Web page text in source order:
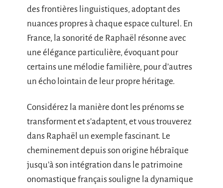
des frontières linguistiques, adoptant des
nuances propres à chaque espace culturel. En
France, la sonorité de Raphaël résonne avec
une élégance particulière, évoquant pour
certains une mélodie familière, pour d’autres
un écho lointain de leur propre héritage.
Considérez la manière dont les prénoms se
transforment et s’adaptent, et vous trouverez
dans Raphaël un exemple fascinant. Le
cheminement depuis son origine hébraïque
jusqu’à son intégration dans le patrimoine
onomastique français souligne la dynamique